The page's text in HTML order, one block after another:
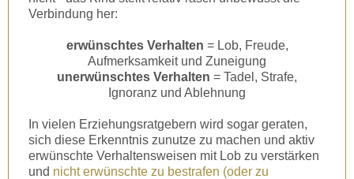
Verbindung her:
erwünschtes Verhalten = Lob, Freude,
Aufmerksamkeit und Zuneigung
unerwünschtes Verhalten = Tadel, Strafe,
Ignoranz und Ablehnung
In vielen Erziehungsratgebern wird sogar geraten,
sich diese Erkenntnis zunutze zu machen und aktiv
erwünschte Verhaltensweisen mit Lob zu verstärken
und nicht erwünschte zu bestrafen (oder zu